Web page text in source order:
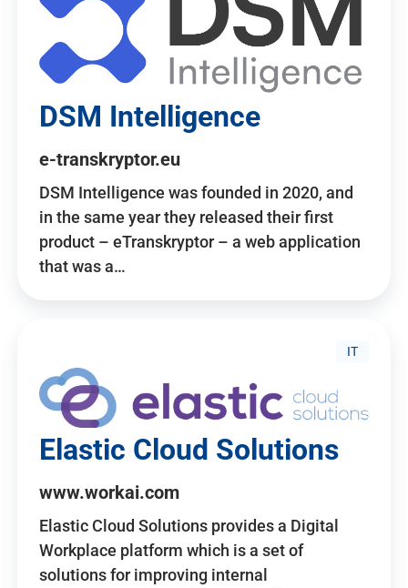
DSM Intelligence
e-transkryptor.eu
DSM Intelligence was founded in 2020, and
in the same year they released their first
product – eTranskryptor – a web application
that was a…
IT
Elastic Cloud Solutions
www.workai.com
Elastic Cloud Solutions provides a Digital
Workplace platform which is a set of
solutions for improving internal